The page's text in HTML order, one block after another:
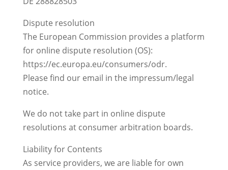
Dispute resolution
The European Commission provides a platform
for online dispute resolution (OS):
https://ec.europa.eu/consumers/odr.
Please find our email in the impressum/legal
notice.
We do not take part in online dispute
resolutions at consumer arbitration boards.
Liability for Contents
As service providers, we are liable for own